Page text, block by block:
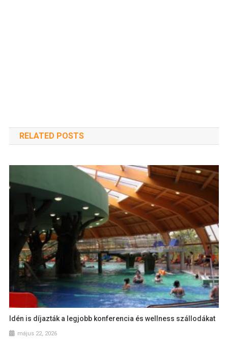
RELATED POSTS
Idén is díjazták a legjobb konferencia és wellness szállodákat
május 22, 2026